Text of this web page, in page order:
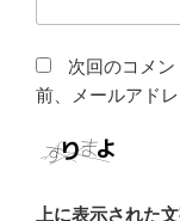
次回のコメ
前、メールアド
上に表示された